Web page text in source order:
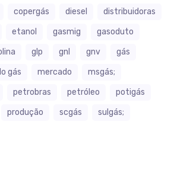
copergás diesel
distribuidoras
etanol gasmig
gasoduto
glp gnl gnv
gás
gás mercado
msgás;
petrobras petróleo
potigás
produção scgás
sulgás;